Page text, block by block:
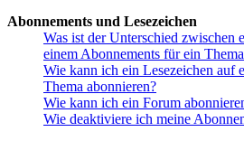
Abonnements und Lesezeichen
Was ist der Unterschied zwischen
einem Abonnements für ein
Wie kann ich ein Lesezeichen auf
Thema abonnieren?
Wie kann ich ein Forum
Wie deaktiviere ich meine